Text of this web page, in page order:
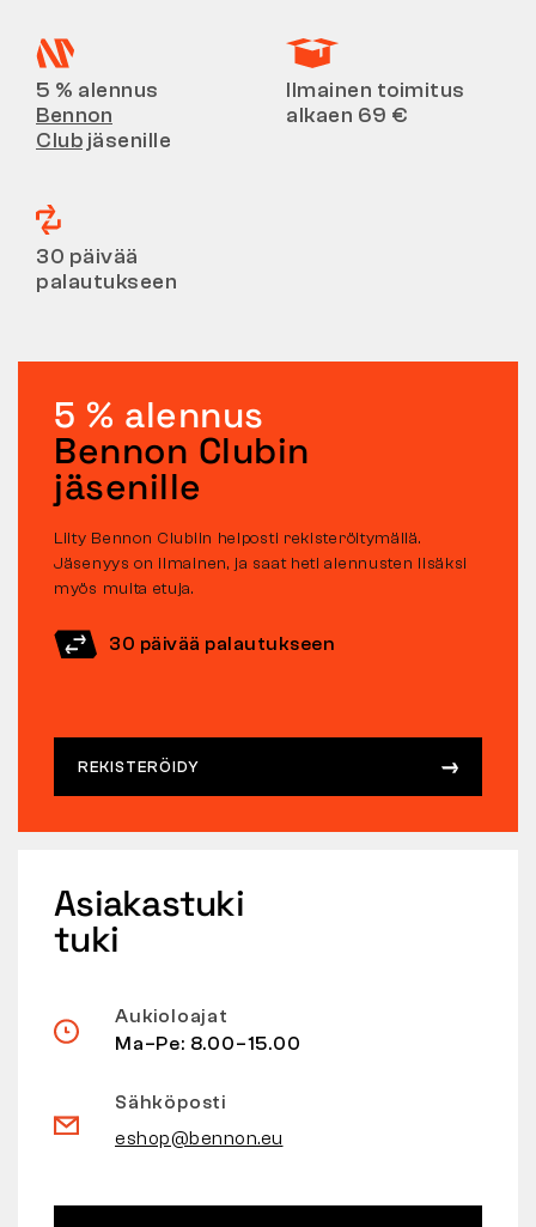
5 % alennus
Bennon
Club jäsenille
Ilmainen toimitus
alkaen 69 €
30 päivää
palautukseen
5 % alennus
Bennon Clubin
jäsenille
Liity Bennon Clubiin helposti rekisteröitymällä.
Jäsenyys on ilmainen, ja saat heti alennusten lisäksi
myös muita etuja.
30 päivää palautukseen
REKISTERÖIDY
Asiakastuki
tuki
Aukioloajat
Ma–Pe: 8.00–15.00
Sähköposti
eshop@bennon.eu